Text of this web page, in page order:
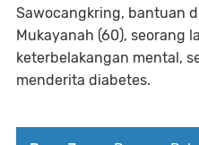
Sawocangkring, bantuan
Mukayanah (60), seorang
keterbelakangan mental,
menderita diabetes.